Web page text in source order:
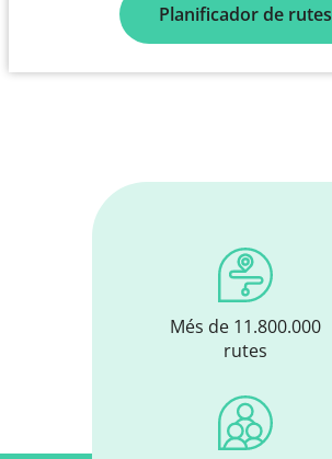
Planificador de rutes
Més de 11.800.000
rutes